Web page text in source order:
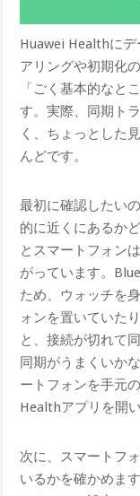
Huawei Healthに
アリングや初期化
「ごく基本的なと
す。実際、同期ト
く、ちょっとした
んどです。
最初に確認したい
的に近くにあるか
とスマートフォン
がっています。
ため、ウォッチを
ォンを置いていた
と、接続が切れて
同期がうまくいか
ートフォンを手元
Healthアプリを開
次に、スマートフ
いるかを確かめま